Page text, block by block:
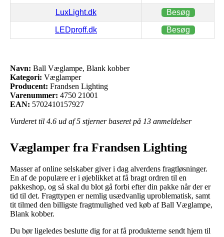
LuxLight.dk Besøg
LEDproff.dk Besøg
Navn: Ball Væglampe, Blank kobber
Kategori: Væglamper
Producent: Frandsen Lighting
Varenummer: 4750 21001
EAN: 5702410157927
Vurderet til 4.6 ud af 5 stjerner baseret på 13 anmeldelser
Væglamper fra Frandsen Lighting
Masser af online selskaber giver i dag alverdens fragtløsninger.
En af de populære er i øjeblikket at få bragt ordren til en
pakkeshop, og så skal du blot gå forbi efter din pakke når der er
tid til det. Fragttypen er nemlig usædvanlig uproblematisk, samt
tit tilmed den billigste fragtmulighed ved køb af Ball Væglampe,
Blank kobber.
Du bør ligeledes beslutte dig for at få produkterne sendt hjem til